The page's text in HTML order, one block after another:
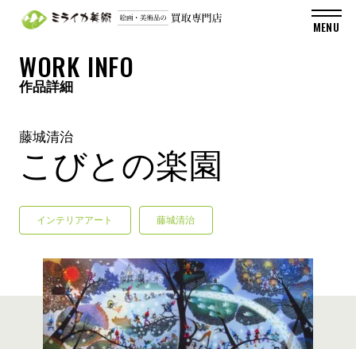
WORK INFO
作品詳細
藤城清治
こびとの楽園
インテリアアート 藤城清治